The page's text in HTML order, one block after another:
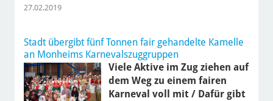
27.02.2019
Stadt übergibt fünf Tonnen fair gehandelte Kamelle
an Monheims Karnevalszuggruppen
Viele Aktive im Zug ziehen auf
dem Weg zu einem fairen
Karneval voll mit / Dafür gibt